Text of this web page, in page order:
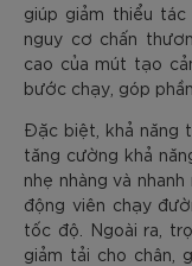
giúp giảm thiểu
nguy cơ chấn
cao của mút tạo
bước chạy, góp
Đặc biệt, khả năng
tăng cường khả
nhẹ nhàng và
động viên chạy
tốc độ. Ngoài ra,
giảm tải cho chân,